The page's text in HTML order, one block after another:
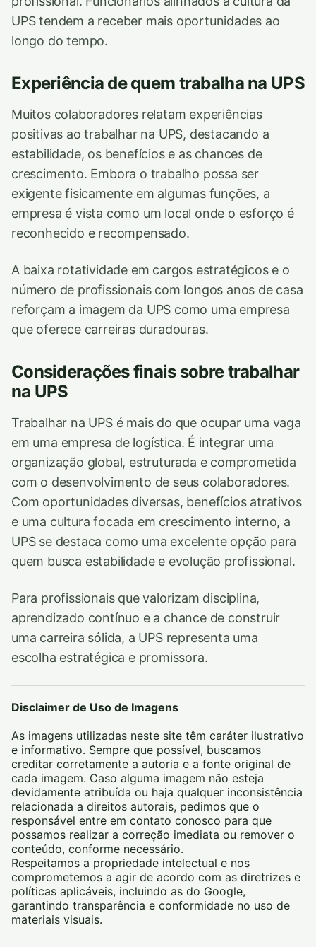
UPS tendem a receber mais oportunidades ao
longo do tempo.
Experiência de quem trabalha na UPS
Muitos colaboradores relatam experiências
positivas ao trabalhar na UPS, destacando a
estabilidade, os benefícios e as chances de
crescimento. Embora o trabalho possa ser
exigente fisicamente em algumas funções, a
empresa é vista como um local onde o esforço é
reconhecido e recompensado.
A baixa rotatividade em cargos estratégicos e o
número de profissionais com longos anos de casa
reforçam a imagem da UPS como uma empresa
que oferece carreiras duradouras.
Considerações finais sobre trabalhar
na UPS
Trabalhar na UPS é mais do que ocupar uma vaga
em uma empresa de logística. É integrar uma
organização global, estruturada e comprometida
com o desenvolvimento de seus colaboradores.
Com oportunidades diversas, benefícios atrativos
e uma cultura focada em crescimento interno, a
UPS se destaca como uma excelente opção para
quem busca estabilidade e evolução profissional.
Para profissionais que valorizam disciplina,
aprendizado contínuo e a chance de construir
uma carreira sólida, a UPS representa uma
escolha estratégica e promissora.
Disclaimer de Uso de Imagens
As imagens utilizadas neste site têm caráter ilustrativo
e informativo. Sempre que possível, buscamos
creditar corretamente a autoria e a fonte original de
cada imagem. Caso alguma imagem não esteja
devidamente atribuída ou haja qualquer inconsistência
relacionada a direitos autorais, pedimos que o
responsável entre em contato conosco para que
possamos realizar a correção imediata ou remover o
conteúdo, conforme necessário.
Respeitamos a propriedade intelectual e nos
comprometemos a agir de acordo com as diretrizes e
políticas aplicáveis, incluindo as do Google,
garantindo transparência e conformidade no uso de
materiais visuais.